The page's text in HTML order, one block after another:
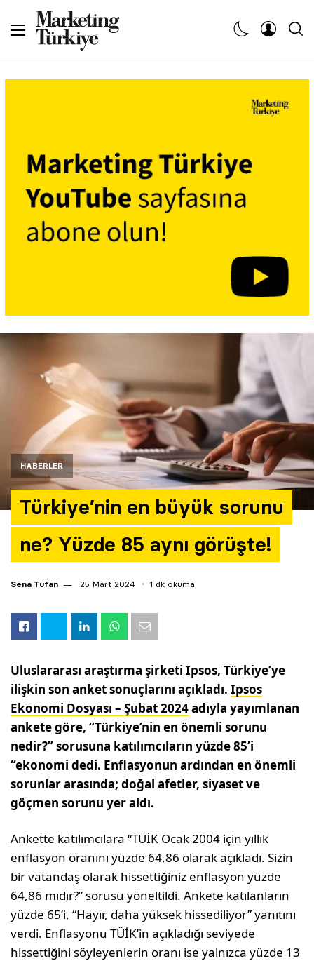
HABERLER
Türkiye’nin en büyük sorunu
ne? Yüzde 85 aynı görüşte!
Sena Tufan 25 Mart 2024 1 dk okuma
Uluslararası araştırma şirketi Ipsos, Türkiye’ye
ilişkin son anket sonuçlarını açıkladı.Ipsos
Ekonomi Dosyası – Şubat 2024adıyla yayımlanan
ankete göre, “Türkiye’nin en önemli sorunu
nedir?” sorusuna katılımcıların yüzde 85’i
“ekonomi dedi. Enflasyonun ardından en önemli
sorunlar arasında; doğal afetler, siyaset ve
göçmen sorunu yer aldı.
Ankette katılımcılara “TÜİK Ocak 2004 için yıllık
enflasyon oranını yüzde 64,86 olarak açıkladı. Sizin
bir vatandaş olarak hissettiğiniz enflasyon yüzde
64,86 mıdır?” sorusu yöneltildi. Ankete katılanların
yüzde 65’i, “Hayır, daha yüksek hissediliyor” yanıtını
verdi. Enflasyonu TÜİK’in açıkladığı seviyede
hissettiğini söyleyenlerin oranı ise yalnızca yüzde 13
Dergiler
Etkinlikler
Araştırma